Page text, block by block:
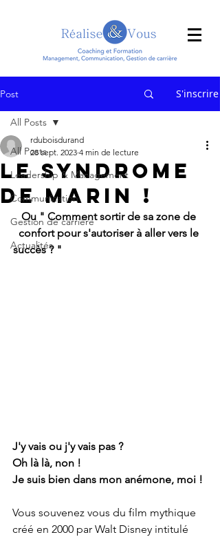
Post S'inscrire
All Posts
Leadership & Management
Communication
Gestion de carrière
Actualités
All Posts
Le syndrome
de Marin !
rduboisdurand
28 sept. 2023 4 min de lecture
Ou " Comment sortir de sa zone de
confort pour s'autoriser à aller vers le
succès ? "
J'y vais ou j'y vais pas ?
Oh là là, non !
Je suis bien dans mon anémone, moi !
Vous souvenez vous du film mythique
créé en 2000 par Walt Disney intitulé